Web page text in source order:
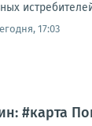
17:03
#карта